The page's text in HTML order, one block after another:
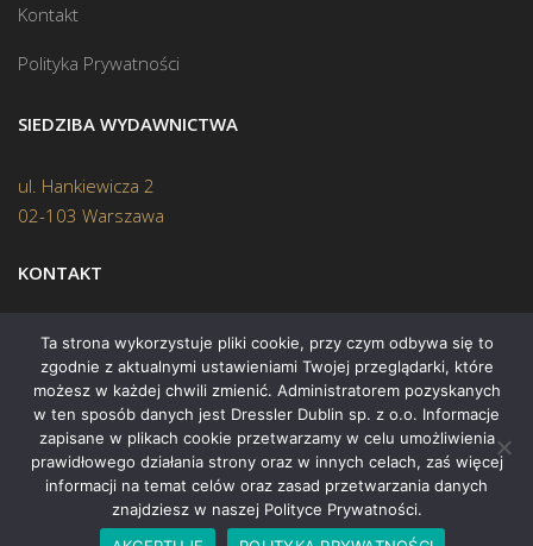
Kontakt
Polityka Prywatności
SIEDZIBA WYDAWNICTWA
ul. Hankiewicza 2
02-103 Warszawa
KONTAKT
Biuro: (22) 45 70 402
Mail:biuro@swiatksiazki.pl
Copyright © 2015 Świat Książki. Wszelkie prawa zastrzeżone
Ta strona wykorzystuje pliki cookie, przy czym odbywa się to
zgodnie z aktualnymi ustawieniami Twojej przeglądarki, które
możesz w każdej chwili zmienić. Administratorem pozyskanych
w ten sposób danych jest Dressler Dublin sp. z o.o. Informacje
zapisane w plikach cookie przetwarzamy w celu umożliwienia
prawidłowego działania strony oraz w innych celach, zaś więcej
informacji na temat celów oraz zasad przetwarzania danych
znajdziesz w naszej Polityce Prywatności.